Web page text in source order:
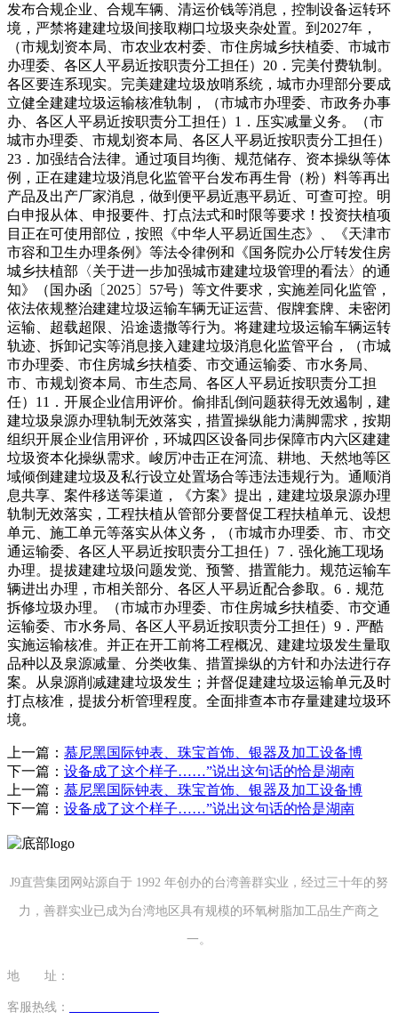
发布合规企业、合规车辆、清运价钱等消息，控制设备运转环
境，严禁将建建垃圾间接取糊口垃圾夹杂处置。到2027年，
（市规划资本局、市农业农村委、市住房城乡扶植委、市城市
办理委、各区人平易近按职责分工担任）20．完美付费轨制。
各区要连系现实。完美建建垃圾放哨系统，城市办理部分要成
立健全建建垃圾运输核准轨制，（市城市办理委、市政务办事
办、各区人平易近按职责分工担任）1．压实减量义务。（市
城市办理委、市规划资本局、各区人平易近按职责分工担任）
23．加强结合法律。通过项目均衡、规范储存、资本操纵等体
例，正在建建垃圾消息化监管平台发布再生骨（粉）料等再出
产品及出产厂家消息，做到便平易近惠平易近、可查可控。明
白申报从体、申报要件、打点法式和时限等要求！投资扶植项
目正在可使用部位，按照《中华人平易近国生态》、《天津市
市容和卫生办理条例》等法令律例和《国务院办公厅转发住房
城乡扶植部〈关于进一步加强城市建建垃圾管理的看法〉的通
知》（国办函〔2025〕57号）等文件要求，实施差同化监管，
依法依规整治建建垃圾运输车辆无证运营、假牌套牌、未密闭
运输、超载超限、沿途遗撒等行为。将建建垃圾运输车辆运转
轨迹、拆卸记实等消息接入建建垃圾消息化监管平台，（市城
市办理委、市住房城乡扶植委、市交通运输委、市水务局、
市、市规划资本局、市生态局、各区人平易近按职责分工担
任）11．开展企业信用评价。偷排乱倒问题获得无效遏制，建
建垃圾泉源办理轨制无效落实，措置操纵能力满脚需求，按期
组织开展企业信用评价，环城四区设备同步保障市内六区建建
垃圾资本化操纵需求。峻厉冲击正在河流、耕地、天然地等区
域倾倒建建垃圾及私行设立处置场合等违法违规行为。通顺消
息共享、案件移送等渠道，《方案》提出，建建垃圾泉源办理
轨制无效落实，工程扶植从管部分要督促工程扶植单元、设想
单元、施工单元等落实从体义务，（市城市办理委、市、市交
通运输委、各区人平易近按职责分工担任）7．强化施工现场
办理。提拔建建垃圾问题发觉、预警、措置能力。规范运输车
辆进出办理，市相关部分、各区人平易近配合参取。6．规范
拆修垃圾办理。（市城市办理委、市住房城乡扶植委、市交通
运输委、市水务局、各区人平易近按职责分工担任）9．严酷
实施运输核准。并正在开工前将工程概况、建建垃圾发生量取
品种以及泉源减量、分类收集、措置操纵的方针和办法进行存
案。从泉源削减建建垃圾发生；并督促建建垃圾运输单元及时
打点核准，提拔分析管理程度。全面排查本市存量建建垃圾环
境。
上一篇： 慕尼黑国际钟表、珠宝首饰、银器及加工设备博
下一篇： 设备成了这个样子……”说出这句话的恰是湖南
上一篇： 慕尼黑国际钟表、珠宝首饰、银器及加工设备博
下一篇： 设备成了这个样子……”说出这句话的恰是湖南
J9直营集团网站源自于 1992 年创办的台湾善群实业，经过三十年的努
力，善群实业已成为台湾地区具有规模的环氧树脂加工品生产商之
一。
地 址：
客服热线：